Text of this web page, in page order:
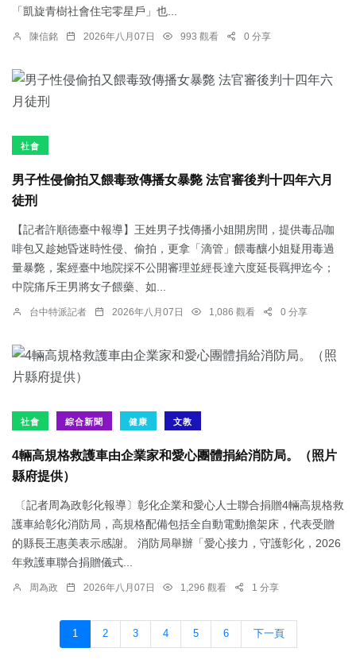
「凱旋青樹社會住宅零星戶」也...
陳信銘 2026年八月07日 993 觀看 0 分享
社會
男子性侵偷拍又餵毒致傳播女暴斃 法官審後判十四年六月
徒刑
【記者許順德臺中報導】王姓男子找傳播小姐開房間，提供毒品咖
啡包又趁她昏迷時性侵、偷拍，更拿「滴管」餵毒釀小姐疑用毒過
量暴斃，案經臺中地院採不公開審理並經長達六度延長羈押迄今；
中院痛斥王男將女子餵藥、如...
台中特派記者 2026年八月07日 1,086 觀看 0 分享
社會 綜合新聞 健康 文教
4輛高規格救護車由企業家和愛心團體捐給消防局。（照片
縣府提供）
〔記者周為政彰化報導〕彰化企業和愛心人士聯合捐贈4輛高規格救
護車給彰化消防局，高規格配備包括全自動電動擔架床，代表受贈
的縣長王惠美表示感謝。 消防局舉辦「愛心接力，守護彰化，2026
年救護車聯合捐贈儀式...
周為政 2026年八月07日 1,296 觀看 1 分享
1 2 3 4 5 6 下一頁